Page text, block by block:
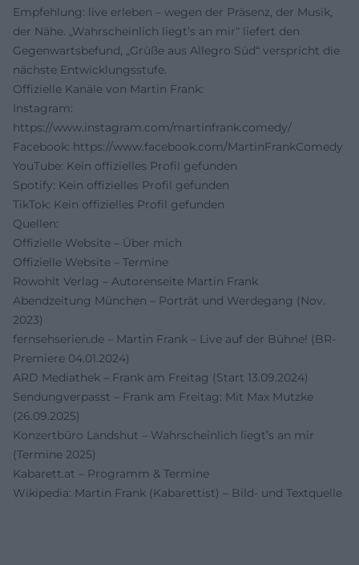
Empfehlung: live erleben – wegen der Präsenz, der Musik,
der Nähe. „Wahrscheinlich liegt’s an mir“ liefert den
Gegenwartsbefund, „Grüße aus Allegro Süd“ verspricht die
nächste Entwicklungsstufe.
Offizielle Kanäle von Martin Frank:
Instagram:
https://www.instagram.com/martinfrank.comedy/
Facebook: https://www.facebook.com/MartinFrankComedy
YouTube: Kein offizielles Profil gefunden
Spotify: Kein offizielles Profil gefunden
TikTok: Kein offizielles Profil gefunden
Quellen:
Offizielle Website – Über mich
Offizielle Website – Termine
Rowohlt Verlag – Autorenseite Martin Frank
Abendzeitung München – Porträt und Werdegang (Nov.
2023)
fernsehserien.de – Martin Frank – Live auf der Bühne! (BR-
Premiere 04.01.2024)
ARD Mediathek – Frank am Freitag (Start 13.09.2024)
Sendungverpasst – Frank am Freitag: Mit Max Mutzke
(26.09.2025)
Konzertbüro Landshut – Wahrscheinlich liegt’s an mir
(Termine 2025)
Kabarett.at – Programm & Termine
Wikipedia: Martin Frank (Kabarettist) – Bild- und Textquelle